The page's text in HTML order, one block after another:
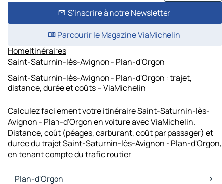
S'inscrire à notre Newsletter
Parcourir le Magazine ViaMichelin
HomeItinéraires
Saint-Saturnin-lès-Avignon - Plan-d'Orgon
Saint-Saturnin-lès-Avignon - Plan-d'Orgon : trajet,
distance, durée et coûts – ViaMichelin
Calculez facilement votre itinéraire Saint-Saturnin-lès-
Avignon - Plan-d'Orgon en voiture avec ViaMichelin.
Distance, coût (péages, carburant, coût par passager) et
durée du trajet Saint-Saturnin-lès-Avignon - Plan-d'Orgon,
en tenant compte du trafic routier
Plan-d'Orgon